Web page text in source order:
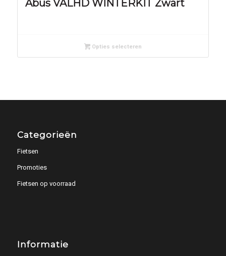
Abus VALHD WINTERKIT Zwart
Opties selecteren
Categorieën
Fietsen
Promoties
Fietsen op voorraad
Informatie